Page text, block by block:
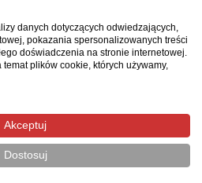
wysyłka
na wypadek uszkodzeń, wysyłka
do UE.
techniczne
danych dotyczących odwiedzających,
pokazania spersonalizowanych treści
doświadczenia na stronie internetowej.
plików cookie, których używamy,
Akceptuj
Dostosuj